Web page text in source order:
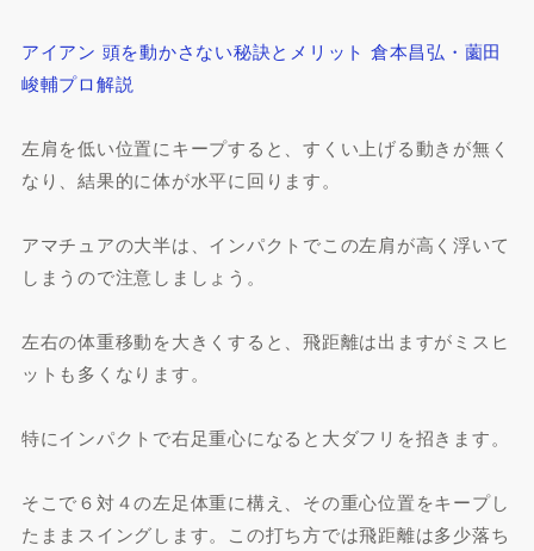
アイアン 頭を動かさない秘訣とメリット 倉本昌弘・薗田
峻輔プロ解説
左肩を低い位置にキープすると、すくい上げる動きが無く
なり、結果的に体が水平に回ります。
アマチュアの大半は、インパクトでこの左肩が高く浮いて
しまうので注意しましょう。
左右の体重移動を大きくすると、飛距離は出ますがミスヒ
ットも多くなります。
特にインパクトで右足重心になると大ダフリを招きます。
そこで６対４の左足体重に構え、その重心位置をキープし
たままスイングします。この打ち方では飛距離は多少落ち